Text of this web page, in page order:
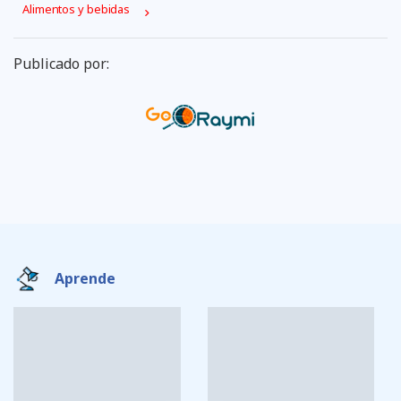
Alimentos y bebidas
Publicado por:
Aprende